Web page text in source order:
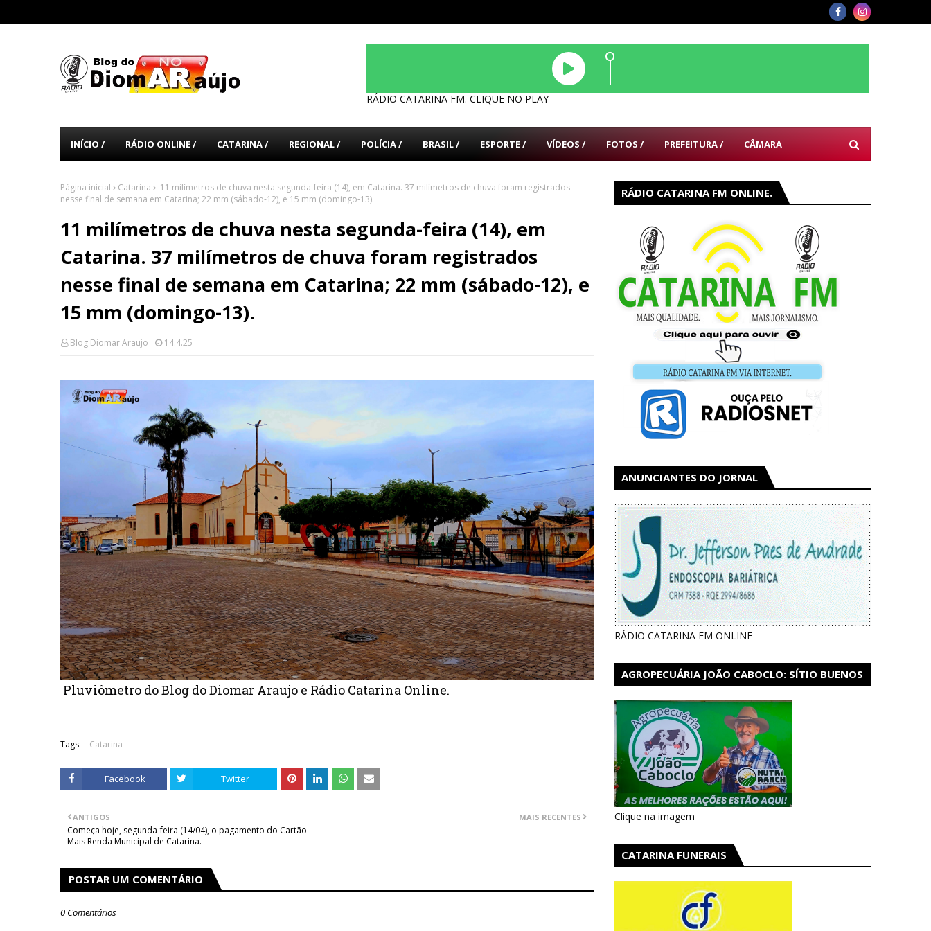
RÁDIO CATARINA FM. CLIQUE NO PLAY
INÍCIO / RÁDIO ONLINE / CATARINA / REGIONAL / POLÍCIA / BRASIL / ESPORTE / VÍDEOS / FOTOS / PREFEITURA / CÂMARA
Página inicial Catarina
11 milímetros de chuva nesta segunda-feira (14), em Catarina. 37 milímetros de chuva foram registrados
nesse final de semana em Catarina; 22 mm (sábado-12), e 15 mm (domingo-13).
11 milímetros de chuva nesta segunda-feira (14), em
Catarina. 37 milímetros de chuva foram registrados
nesse final de semana em Catarina; 22 mm (sábado-12), e
15 mm (domingo-13).
Blog Diomar Araujo 14.4.25
Pluviômetro doBlog do Diomar Araujo e Rádio Catarina Online.
Tags: Catarina
Facebook Twitter
MAIS RECENTES
ANTIGOS
Começa hoje, segunda-feira (14/04), o pagamento do Cartão
Mais Renda Municipal de Catarina.
POSTAR UM COMENTÁRIO
0 Comentários
RÁDIO CATARINA FM ONLINE.
ANUNCIANTES DO JORNAL
RÁDIO CATARINA FM ONLINE
AGROPECUÁRIA JOÃO CABOCLO: SÍTIO BUENOS
Clique na imagem
CATARINA FUNERAIS